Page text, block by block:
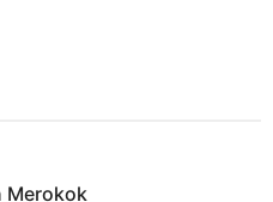
Merokok